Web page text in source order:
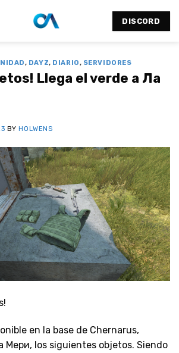
DISCORD
, DAYZ, DIARIO, SERVIDORES
Llega el verde a Ла
BYHOLWENS
en la base de Chernarus,
Мери, los siguientes objetos. Siendo